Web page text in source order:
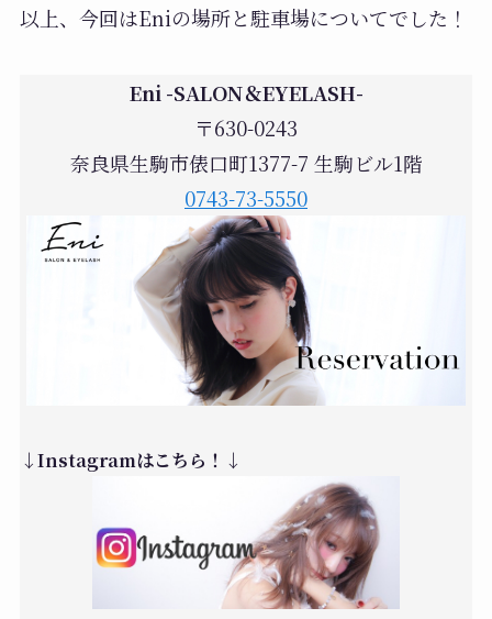
以上、今回はEniの場所と駐車場についてでした！
Eni -SALON＆EYELASH-
〒630-0243
奈良県生駒市俵口町1377-7 生駒ビル1階
0743-73-5550
↓Instagramはこちら！↓